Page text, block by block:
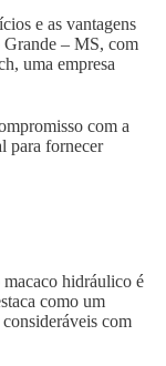
e as vantagens
Grande – MS, com
uma empresa
com a
para fornecer
hidráulico é
como um
com